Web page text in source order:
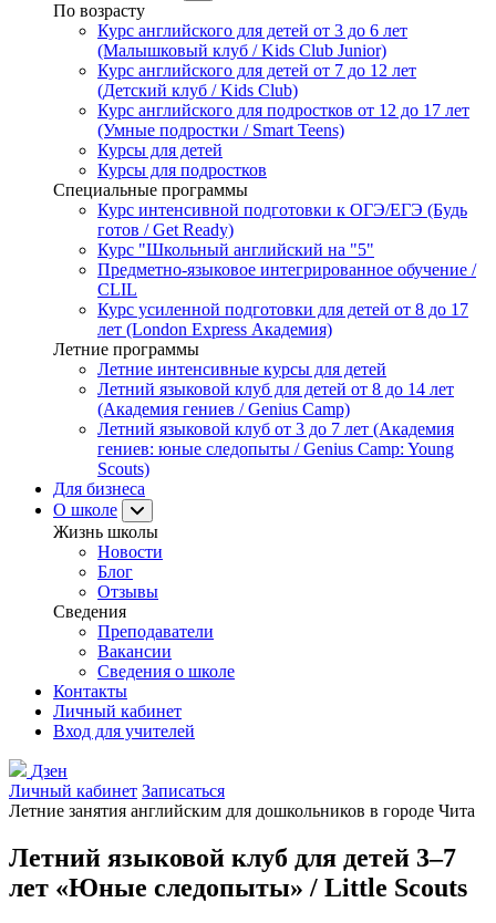
По возрасту
Курс английского для детей от 3 до 6 лет
(Малышковый клуб / Kids Club Junior)
Курс английского для детей от 7 до 12 лет
(Детский клуб / Kids Club)
Курс английского для подростков от 12 до 17 лет
(Умные подростки / Smart Teens)
Курсы для детей
Курсы для подростков
Специальные программы
Курс интенсивной подготовки к ОГЭ/ЕГЭ (Будь
готов / Get Ready)
Курс "Школьный английский на "5"
Предметно-языковое интегрированное обучение /
CLIL
Курс усиленной подготовки для детей от 8 до 17
лет (London Express Академия)
Летние программы
Летние интенсивные курсы для детей
Летний языковой клуб для детей от 8 до 14 лет
(Академия гениев / Genius Camp)
Летний языковой клуб от 3 до 7 лет (Академия
гениев: юные следопыты / Genius Camp: Young
Scouts)
Для бизнеса
О школе
Жизнь школы
Новости
Блог
Отзывы
Сведения
Преподаватели
Вакансии
Сведения о школе
Контакты
Личный кабинет
Вход для учителей
Дзен
Личный кабинет Записаться
Летние занятия английским для дошкольников в городе Чита
Летний языковой клуб для детей 3–7
лет «Юные следопыты» / Little Scouts